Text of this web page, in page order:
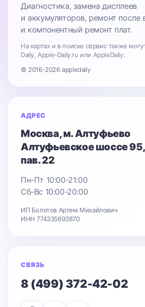
Диагностика, замена дисплеев
и аккумуляторов, ремонт после
и компонентный ремонт плат.
На картах и в поиске сервис также
Daily, Apple-Daily.ru или AppleDaily.
© 2016-2026 appledaily
АДРЕС
Москва, м. Алтуфьево
Алтуфьевское шоссе 95
пав. 22
Пн-Пт 10:00-21:00
Сб-Вс 10:00-20:00
ИП Болотов Артем Михайлович
ИНН 774335693870
СВЯЗЬ
8 (499) 372-42-02